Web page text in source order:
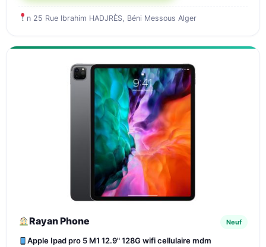
n 25 Rue Ibrahim HADJRÈS, Béni Messous Alger
Rayan Phone Neuf
Apple Ipad pro 5 M1 12.9" 128G wifi cellulaire mdm